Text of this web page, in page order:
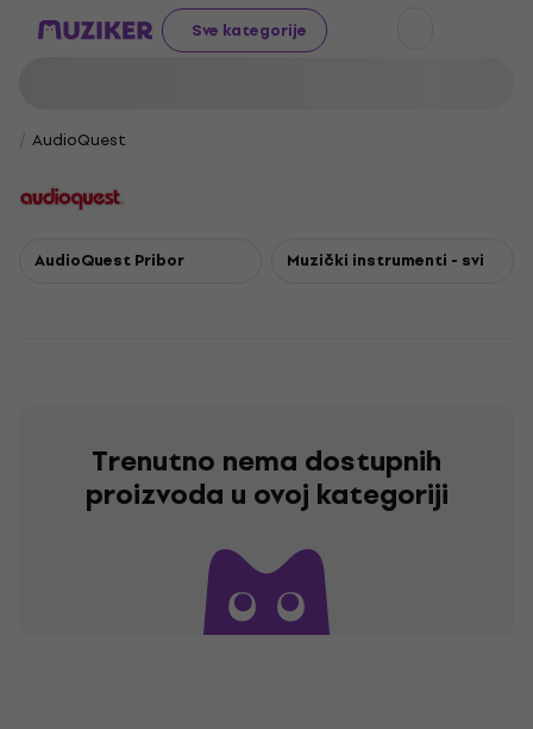
Sve kategorije
AudioQuest
AudioQuest Pribor Muzički instrumenti - svi
Trenutno nema dostupnih
proizvoda u ovoj kategoriji